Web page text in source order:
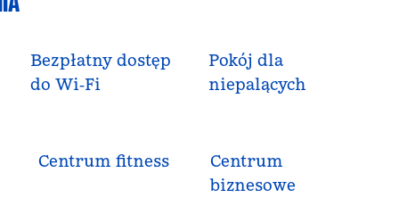
Bezpłatny dostęp
do Wi‑Fi
Pokój dla
niepalących
Centrum fitness
Centrum
biznesowe